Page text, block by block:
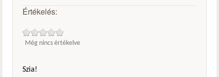
Értékelés:
Még nincs értékelve
Szia!